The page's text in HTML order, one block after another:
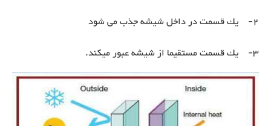
2- یك قسمت در داخل شيشه جذب می شود
3- يك قسمت مستقيما از شيشه عبور ميكند.